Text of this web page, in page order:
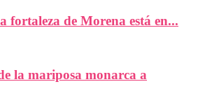
fortaleza de Morena está en...
la mariposa monarca a